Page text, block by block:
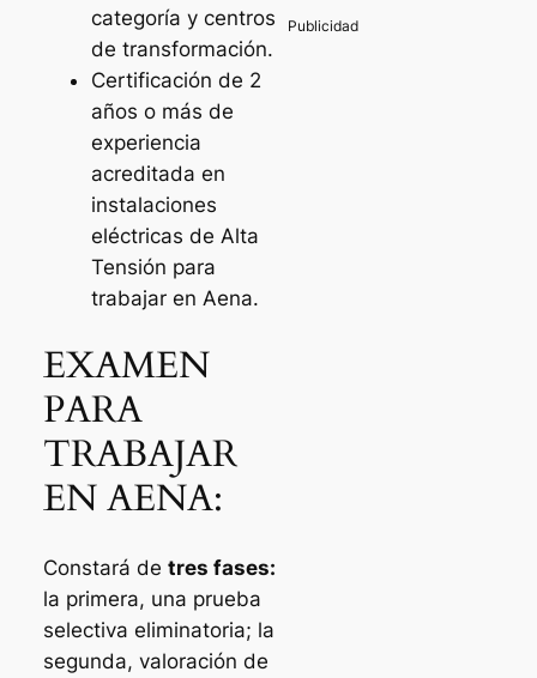
categoría y centros
de transformación.
Certificación de 2
años o más de
experiencia
acreditada en
instalaciones
eléctricas de Alta
Tensión para
trabajar en Aena.
EXAMEN
PARA
TRABAJAR
EN AENA:
Constará de tres fases:
la primera, una prueba
selectiva eliminatoria; la
segunda, valoración de